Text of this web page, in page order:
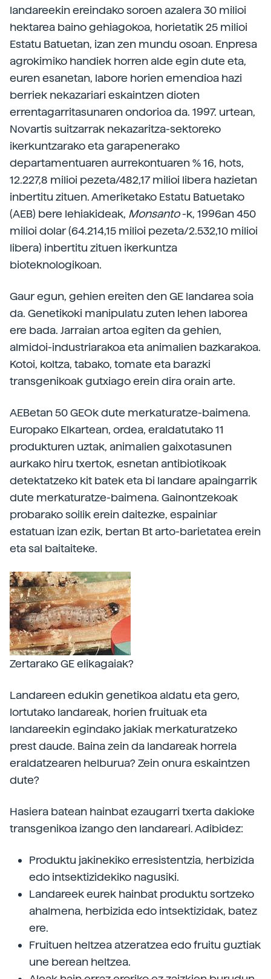
landareekin ereindako soroen azalera 30 milioi
hektarea baino gehiagokoa, horietatik 25 milioi
Estatu Batuetan, izan zen mundu osoan. Enpresa
agrokimiko handiek horren alde egin dute eta,
euren esanetan, labore horien emendioa hazi
berriek nekazariari eskaintzen dioten
errentagarritasunaren ondorioa da. 1997. urtean,
Novartis suitzarrak nekazaritza-sektoreko
ikerkuntzarako eta garapenerako
departamentuaren aurrekontuaren % 16, hots,
12.227,8 milioi pezeta/482,17 milioi libera hazietan
inbertitu zituen. Ameriketako Estatu Batuetako
(AEB) bere lehiakideak, Monsanto-k, 1996an 450
milioi dolar (64.214,15 milioi pezeta/2.532,10 milioi
libera) inbertitu zituen ikerkuntza
bioteknologikoan.
Gaur egun, gehien ereiten den GE landarea soia
da. Genetikoki manipulatu zuten lehen laborea
ere bada. Jarraian artoa egiten da gehien,
almidoi-industriarakoa eta animalien bazkarakoa.
Kotoi, koltza, tabako, tomate eta barazki
transgenikoak gutxiago erein dira orain arte.
AEBetan 50 GEOk dute merkaturatze-baimena.
Europako Elkartean, ordea, eraldatutako 11
produkturen uztak, animalien gaixotasunen
aurkako hiru txertok, esnetan antibiotikoak
detektatzeko kit batek eta bi landare apaingarrik
dute merkaturatze-baimena. Gainontzekoak
probarako soilik erein daitezke, espainiar
estatuan izan ezik, bertan Bt arto-barietatea erein
eta sal baitaiteke.
Zertarako GE elikagaiak?
Landareen edukin genetikoa aldatu eta gero,
lortutako landareak, horien fruituak eta
landareekin egindako jakiak merkaturatzeko
prest daude. Baina zein da landareak horrela
eraldatzearen helburua? Zein onura eskaintzen
dute?
Hasiera batean hainbat ezaugarri txerta dakioke
transgenikoa izango den landareari. Adibidez:
Produktu jakinekiko erresistentzia, herbizida
edo intsektizidekiko nagusiki.
Landareek eurek hainbat produktu sortzeko
ahalmena, herbizida edo intsektizidak, batez
ere.
Fruituen heltzea atzeratzea edo fruitu guztiak
une berean heltzea.